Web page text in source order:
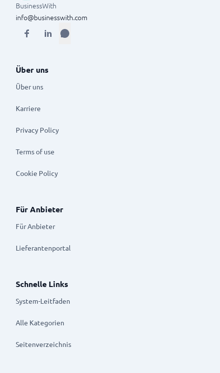
BusinessWith
info@businesswith.com
Über uns
Über uns
Karriere
Privacy Policy
Terms of use
Cookie Policy
Für Anbieter
Für Anbieter
Lieferantenportal
Schnelle Links
System-Leitfaden
Alle Kategorien
Seitenverzeichnis